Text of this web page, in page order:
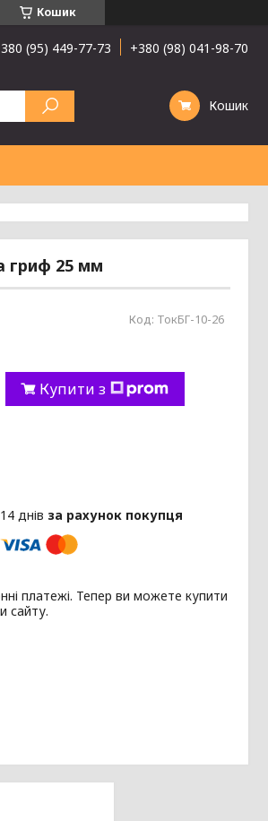
Кошик
(95) 449-77-73 +380 (98) 041-98-70
Кошик
гриф 25 мм
Код: ТокБГ-10-26
Купити з
днів за рахунок покупця
платежі. Тепер ви можете купити
сайту.